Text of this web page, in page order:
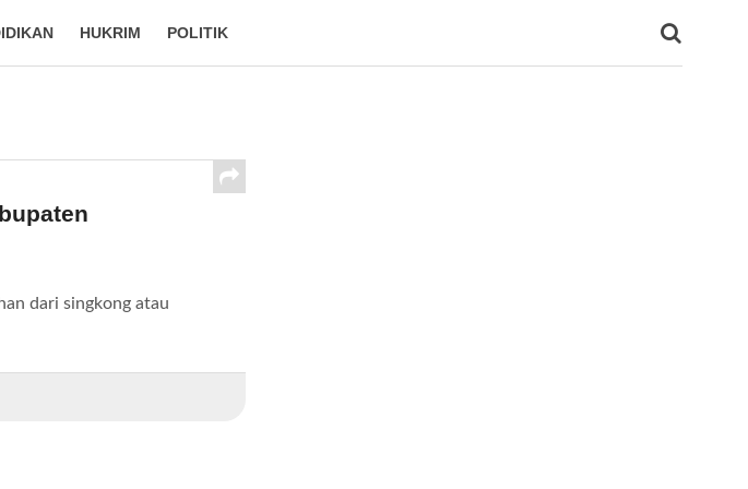
HUKRIM POLITIK
dari singkong atau